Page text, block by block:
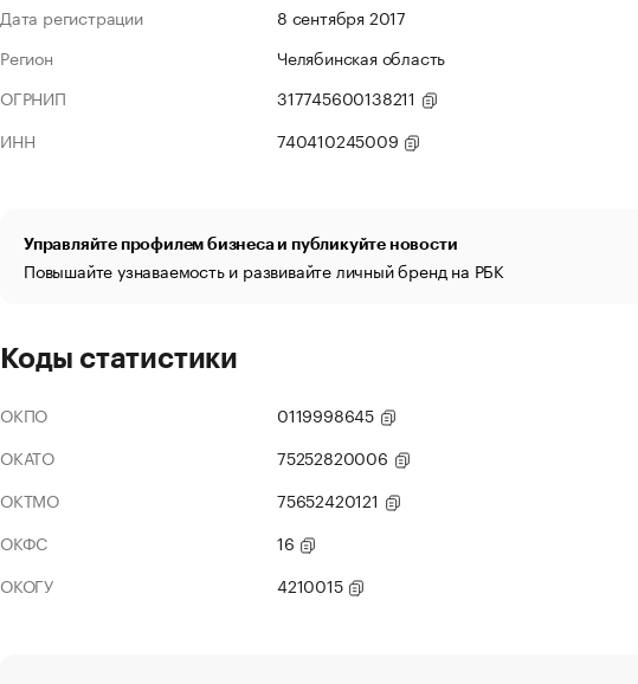
Дата регистрации
8 сентября 2017
Регион
Челябинская область
ОГРНИП
317745600138211
ИНН
740410245009
Управляйте профилем бизнеса и публикуйте новости
Повышайте узнаваемость и развивайте личный бренд на РБК
Коды статистики
ОКПО
0119998645
ОКАТО
75252820006
ОКТМО
75652420121
ОКФС
16
ОКОГУ
4210015